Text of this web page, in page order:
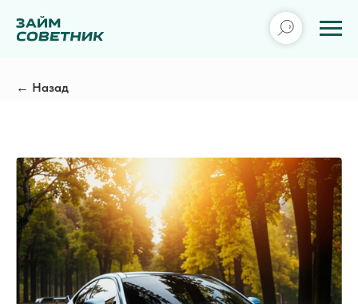
← Назад